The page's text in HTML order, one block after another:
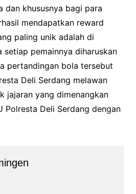
dan khususnya bagi para
mendapatkan reward
paling unik adalah di
setiap pemainnya diharuskan
pertandingan bola tersebut
Deli Serdang melawan
jajaran yang dimenangkan
Polresta Deli Serdang dengan